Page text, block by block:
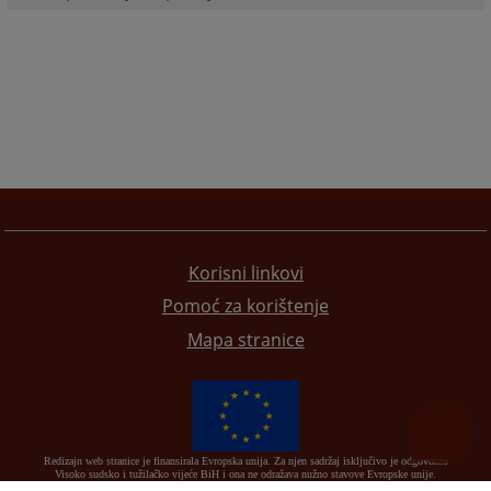
Korisni linkovi
Pomoć za korištenje
Mapa stranice
Redizajn web stranice je finansirala Evropska unija. Za njen sadržaj isključivo je odgovorno
Visoko sudsko i tužilačko vijeće BiH i ona ne odražava nužno stavove Evropske unije.